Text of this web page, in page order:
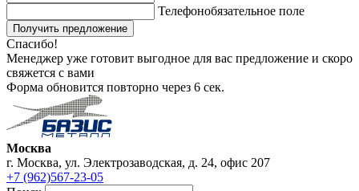
Телефонобязательное поле
Получить предложение
Спасибо!
Менеджер уже готовит выгодное для вас предложение и скоро
свяжется с вами
Форма обновится повторно через 6 сек.
Москва
г. Москва, ул. Электрозаводская, д. 24, офис 207
+7 (962)567-23-05